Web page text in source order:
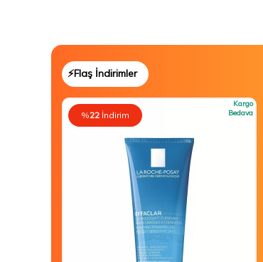
⚡Flaş İndirimler
%22 İndirim
Kargo
Bedava